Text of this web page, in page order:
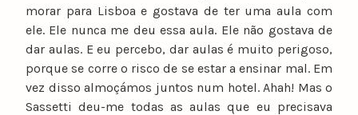
morar para Lisboa e gostava de ter uma aula com
ele. Ele nunca me deu essa aula. Ele não gostava de
dar aulas. E eu percebo, dar aulas é muito perigoso,
porque se corre o risco de se estar a ensinar mal. Em
vez disso almoçámos juntos num hotel. Ahah! Mas o
Sassetti deu-me todas as aulas que eu precisava